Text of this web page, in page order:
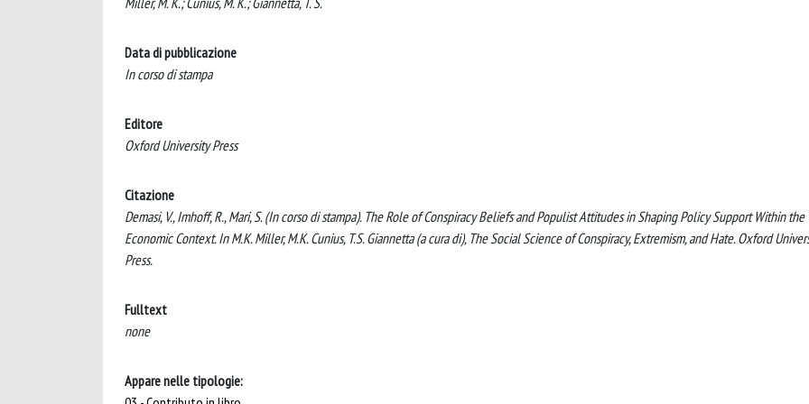
Data di pubblicazione
In corso di stampa
Editore
Oxford University Press
Citazione
Demasi, V., Imhoff, R., Mari, S. (In corso di stampa). The Role of Conspiracy Beliefs and Populist Attitudes in Shaping Policy Support Within the
Economic Context. In M.K. Miller, M.K. Cunius, T.S. Giannetta (a cura di), The Social Science of Conspiracy, Extremism, and Hate. Oxford
Press.
Fulltext
none
Appare nelle tipologie: